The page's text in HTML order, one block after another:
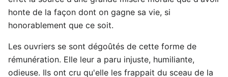
honte de la façon dont on gagne sa vie, si
honorablement que ce soit.
Les ouvriers se sont dégoûtés de cette forme de
rémunération. Elle leur a paru injuste, humiliante,
odieuse. Ils ont cru qu'elle les frappait du sceau de la